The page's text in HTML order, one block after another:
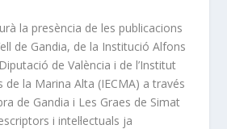
la presència de les publicacions
de Gandia, de la Institució Alfons
de València i de l’Institut
de la Marina Alta (IECMA) a través
de Gandia i Les Graes de Simat
i intel·lectuals ja